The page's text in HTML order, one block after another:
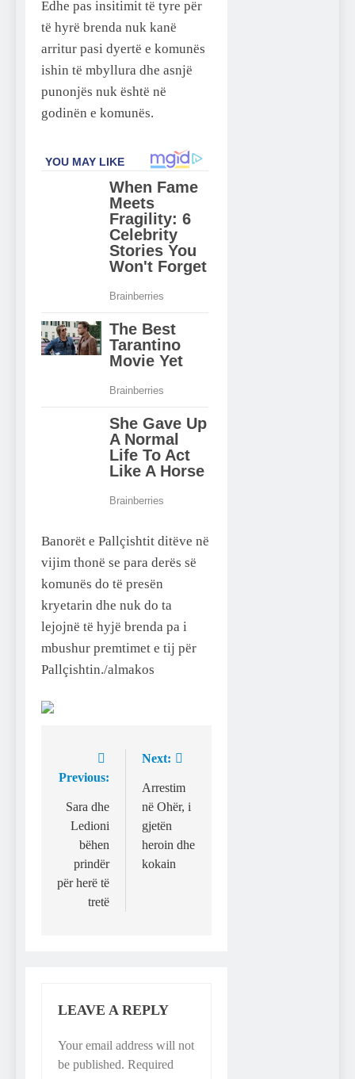
Edhe pas insitimit të tyre për
të hyrë brenda nuk kanë
arritur pasi dyertë e komunës
ishin të mbyllura dhe asnjë
punonjës nuk është në
godinën e komunës.
Banorët e Pallçishtit ditëve në
vijim thonë se para derës së
komunës do të presën
kryetarin dhe nuk do ta
lejojnë të hyjë brenda pa i
mbushur premtimet e tij për
Pallçishtin./almakos
Previous:
Sara dhe
Ledioni
bëhen
prindër
për herë të
tretë
Next:
Arrestim
në Ohër, i
gjetën
heroin dhe
kokain
LEAVE A REPLY
Your email address will not
be published. Required